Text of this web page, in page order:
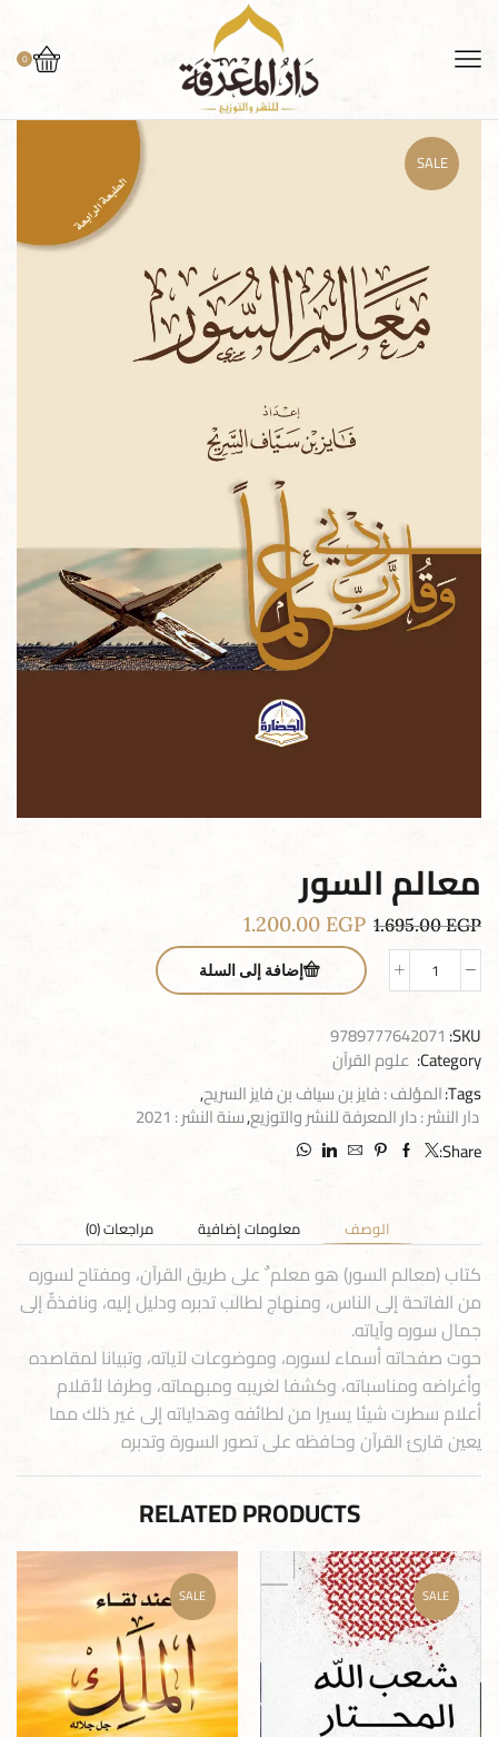
0
SALE
معالم السور
1.695.00EGP
1.200.00 EGP
إضافة إلى السلة
SKU:
9789777642071
Category: علوم القرآن
Tags: المؤلف : فايز بن سياف بن فايز السريح,
دار النشر : دار المعرفة للنشر والتوزيع,سنة النشر : 2021
Share:
الوصف معلومات إضافية مراجعات (0)
كتاب (معالم السور) هو معلم ٌ على طريق القرآن، ومفتاح لسوره
من الفاتحة إلى الناس، ومنهاج لطالب تدبره ودليل إليه، ونافذةٌ إلى
جمال سوره وآياته.
حوت صفحاته أسماء لسوره، وموضوعات لآياته، وتبيانا لمقاصده
وأغراضه ومناسباته، وكشفا لغريبه ومبهماته، وطرفا لأقلام
أعلام سطرت شيئا يسيرا من لطائفه وهداياته إلى غير ذلك مما
يعين قارئ القرآن وحافظه على تصور السورة وتدبره
RELATED PRODUCTS
SALE
SALE